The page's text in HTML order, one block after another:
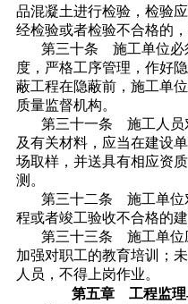
品混凝土进行检验，检验
经检验或者检验不合格的，
第三十条 施工单位必
度，严格工序管理，作好
蔽工程在隐蔽前，施工单
质量监督机构。
第三十一条 施工人员
及有关材料，应当在建设
场取样，并送具有相应资
测。
第三十二条 施工单位
程或者竣工验收不合格的
第三十三条 施工单位
加强对职工的教育培训；
人员，不得上岗作业。
第五章 工程监理